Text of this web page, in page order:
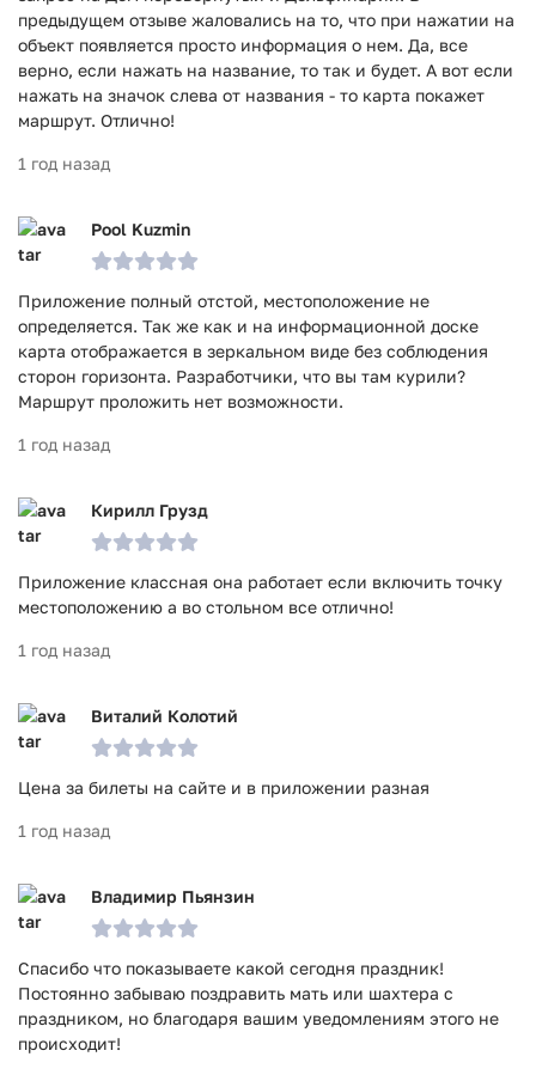
предыдущем отзыве жаловались на то, что при нажатии на
объект появляется просто информация о нем. Да, все
верно, если нажать на название, то так и будет. А вот если
нажать на значок слева от названия - то карта покажет
маршрут. Отлично!
1 год назад
Pool Kuzmin
Приложение полный отстой, местоположение не
определяется. Так же как и на информационной доске
карта отображается в зеркальном виде без соблюдения
сторон горизонта. Разработчики, что вы там курили?
Маршрут проложить нет возможности.
1 год назад
Кирилл Грузд
Приложение классная она работает если включить точку
местоположению а во стольном все отлично!
1 год назад
Виталий Колотий
Цена за билеты на сайте и в приложении разная
1 год назад
Владимир Пьянзин
Спасибо что показываете какой сегодня праздник!
Постоянно забываю поздравить мать или шахтера с
праздником, но благодаря вашим уведомлениям этого не
происходит!